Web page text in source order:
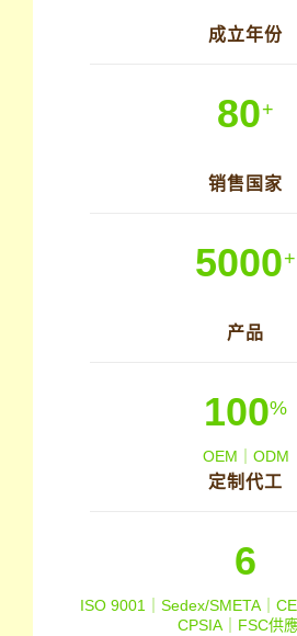
成立年份
80+
销售国家
5000+
产品
100%
OEM｜ODM
定制代工
6
ISO 9001｜Sedex/SMETA｜
CPSIA｜FSC供